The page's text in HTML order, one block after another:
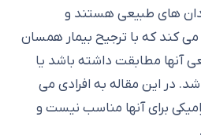
های طبیعی هستند و
می کند که با ترجیح بیمار همسان
آنها مطابقت داشته باشد یا
در این مقاله به افرادی می
برای آنها مناسب نیست و